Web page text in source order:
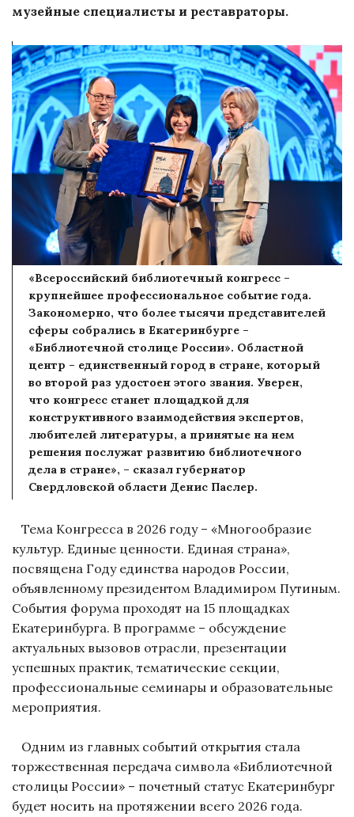
музейные специалисты и реставраторы.
«Всероссийский библиотечный конгресс –
крупнейшее профессиональное событие года.
Закономерно, что более тысячи представителей
сферы собрались в Екатеринбурге –
«Библиотечной столице России». Областной
центр – единственный город в стране, который
во второй раз удостоен этого звания. Уверен,
что конгресс станет площадкой для
конструктивного взаимодействия экспертов,
любителей литературы, а принятые на нем
решения послужат развитию библиотечного
дела в стране», – сказал губернатор
Свердловской области Денис Паслер.
Тема Конгресса в 2026 году – «Многообразие
культур. Единые ценности. Единая страна»,
посвящена Году единства народов России,
объявленному президентом Владимиром Путиным.
События форума проходят на 15 площадках
Екатеринбурга. В программе – обсуждение
актуальных вызовов отрасли, презентации
успешных практик, тематические секции,
профессиональные семинары и образовательные
мероприятия.
Одним из главных событий открытия стала
торжественная передача символа «Библиотечной
столицы России» – почетный статус Екатеринбург
будет носить на протяжении всего 2026 года.